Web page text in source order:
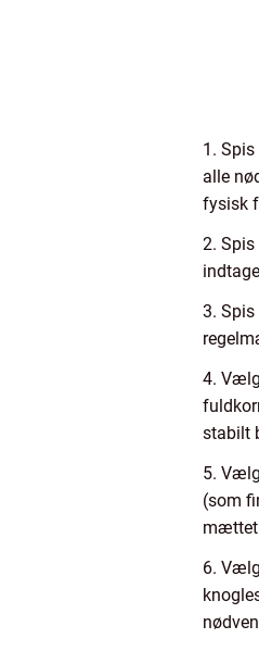
1.
alle
fysisk
2. Spis
3.
4.
stabilt
5.
(som
mættet
6.